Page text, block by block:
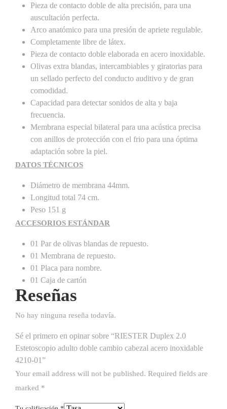
Pieza de contacto doble de alta precisión, para una
auscultación perfecta.
Arco anatómico para una presión de apriete regulable.
Completamente libre de látex.
Pieza de contacto doble elaborada en acero inoxidable.
Olivas extra blandas, intercambiables y giratorias para
un sellado perfecto del conducto auditivo y de gran
comodidad.
Capacidad para detectar sonidos de alta y baja
frecuencia.
Membrana especial bilateral para una acústica precisa
con anillos de protección con el frio para una óptima
adaptación sobre la piel.
DATOS TÉCNICOS
Diámetro de membrana 44mm.
Longitud total 74 cm.
Peso 151 g
ACCESORIOS ESTÁNDAR
01 Par de olivas blandas de repuesto.
01 Membrana de repuesto.
01 Placa para nombre.
01 Caja de cartón
Reseñas
No hay ninguna reseña todavía.
Sé el primero en opinar sobre “RIESTER Duplex 2.0
Estetoscopio adulto doble cambio cabezal acero inoxidable
4210-01”
Your email address will not be published. Required fields are
marked *